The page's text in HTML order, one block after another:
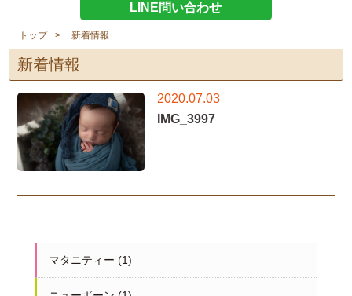
LINE問い合わせ
トップ 新着情報
新着情報
2020.07.03
IMG_3997
マタニティー (1)